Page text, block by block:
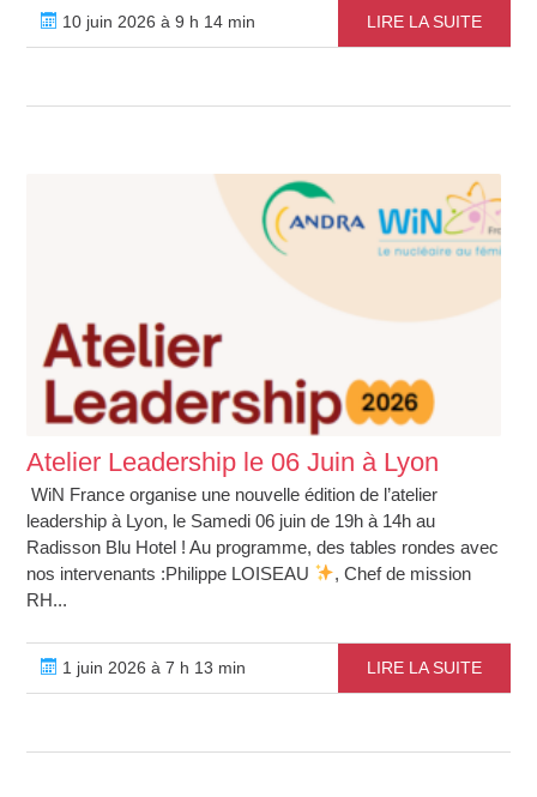
10 juin 2026 à 9 h 14 min LIRE LA SUITE
Atelier Leadership le 06 Juin à Lyon
WiN France organise une nouvelle édition de l’atelier
leadership à Lyon, le Samedi 06 juin de 19h à 14h au
Radisson Blu Hotel ! Au programme, des tables rondes avec
nos intervenants :Philippe LOISEAU
, Chef de mission
RH...
1 juin 2026 à 7 h 13 min LIRE LA SUITE